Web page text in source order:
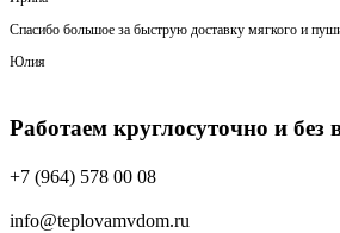
Спасибо большое за быструю доставку мягкого и
Юлия
Работаем круглосуточно и без
+7 (964) 578 00 08
info@teplovamvdom.ru